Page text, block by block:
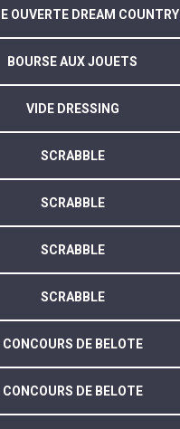
OUVERTE DREAM COUNTRY
BOURSE AUX JOUETS
VIDE DRESSING
SCRABBLE
SCRABBLE
SCRABBLE
SCRABBLE
CONCOURS DE BELOTE
CONCOURS DE BELOTE